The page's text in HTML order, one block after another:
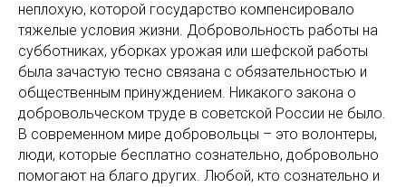
неплохую, которой государство компенсировало
тяжелые условия жизни. Добровольность работы на
субботниках, уборках урожая или шефской работы
была зачастую тесно связана с обязательностью и
общественным принуждением. Никакого закона о
добровольческом труде в советской России не было.
В современном мире добровольцы – это волонтеры,
люди, которые бесплатно сознательно, добровольно
помогают на благо других. Любой, кто сознательно и